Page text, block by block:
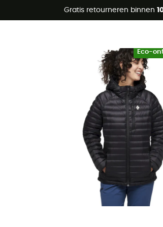
Gratis retourneren binnen
Zomeraanbiedingen 🔥 -5% EXTRA vanaf 2
Eco-